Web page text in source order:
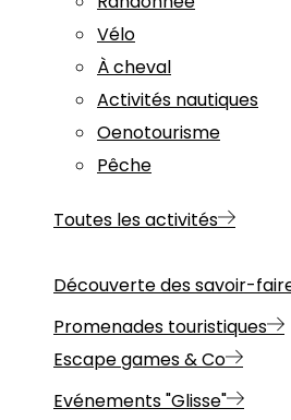
Vélo
À cheval
Activités nautiques
Oenotourisme
Pêche
Toutes les activités
Découverte des savoir-
Promenades touristiques
Escape games & Co
Evénements "Glisse"